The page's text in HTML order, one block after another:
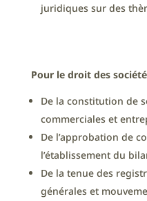
juridiques sur des
Pour le droit des
De la constitution de
commerciales et
De l’approbation de
l’établissement du
De la tenue des
générales et